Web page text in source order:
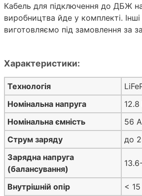
Кабель для підключення до ДБЖ
виробництва йде у комплекті.
виготовляємо під замовлення за
Характеристики:
Технологія
Номінальна напруга
12.8
Номінальна ємність
56
Струм заряду
до
Зарядна напруга
(балансування)
Внутрішній опір
<